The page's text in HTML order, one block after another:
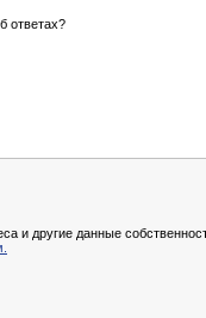
ответах?
и другие данные